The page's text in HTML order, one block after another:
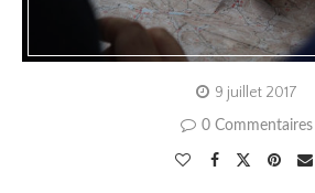
9 juillet 2017
0 Commentaires